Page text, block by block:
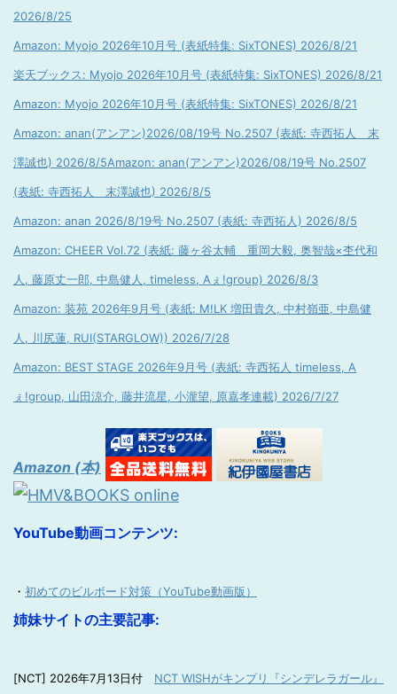
2026/8/25
Amazon: Myojo 2026年10月号 (表紙特集: SixTONES) 2026/8/21
楽天ブックス: Myojo 2026年10月号 (表紙特集: SixTONES) 2026/8/21
Amazon: Myojo 2026年10月号 (表紙特集: SixTONES) 2026/8/21
Amazon: anan(アンアン)2026/08/19号 No.2507 (表紙: 寺西拓人 末
澤誠也) 2026/8/5Amazon: anan(アンアン)2026/08/19号 No.2507
(表紙: 寺西拓人 末澤誠也) 2026/8/5
Amazon: anan 2026/8/19号 No.2507 (表紙: 寺西拓人) 2026/8/5
Amazon: CHEER Vol.72 (表紙: 藤ヶ谷太輔 重岡大毅, 奥智哉×杢代和
人, 藤原丈一郎, 中島健人, timeless, Aぇ!group) 2026/8/3
Amazon: 装苑 2026年9月号 (表紙: M!LK 増田貴久, 中村嶺亜, 中島健
人, 川尻蓮, RUI(STARGLOW)) 2026/7/28
Amazon: BEST STAGE 2026年9月号 (表紙: 寺西拓人 timeless, A
ぇ!group, 山田涼介, 藤井流星, 小瀧望, 原嘉孝連載) 2026/7/27
Amazon (本)
YouTube動画コンテンツ:
・ 初めてのビルボード対策（YouTube動画版）
姉妹サイトの主要記事:
[NCT] 2026年7月13日付 NCT WISHがキンプリ『シンデレラガール』